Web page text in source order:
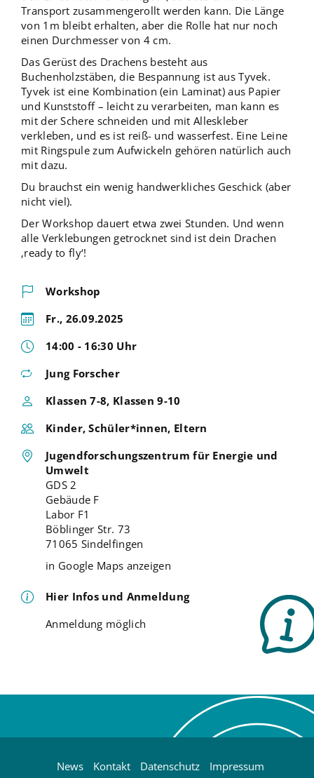
Transport zusammengerollt werden kann. Die Länge
von 1m bleibt erhalten, aber die Rolle hat nur noch
einen Durchmesser von 4 cm.
Das Gerüst des Drachens besteht aus
Buchenholzstäben, die Bespannung ist aus Tyvek.
Tyvek ist eine Kombination (ein Laminat) aus Papier
und Kunststoff – leicht zu verarbeiten, man kann es
mit der Schere schneiden und mit Alleskleber
verkleben, und es ist reiß- und wasserfest. Eine Leine
mit Ringspule zum Aufwickeln gehören natürlich auch
mit dazu.
Du brauchst ein wenig handwerkliches Geschick (aber
nicht viel).
Der Workshop dauert etwa zwei Stunden. Und wenn
alle Verklebungen getrocknet sind ist dein Drachen
‚ready to fly‘!
Workshop
Fr., 26.09.2025
14:00 - 16:30 Uhr
Jung Forscher
Klassen 7-8, Klassen 9-10
Kinder, Schüler*innen, Eltern
Jugendforschungszentrum für Energie und
Umwelt
GDS 2
Gebäude F
Labor F1
Böblinger Str. 73
71065 Sindelfingen
in Google Maps anzeigen
Hier Infos und Anmeldung
Anmeldung möglich
News Kontakt Datenschutz Impressum